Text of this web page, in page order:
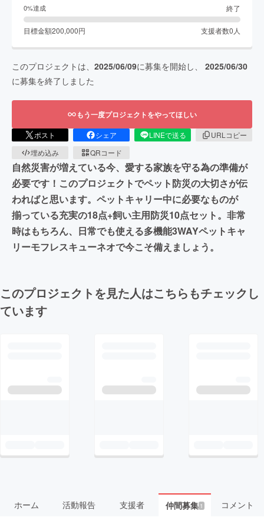
0%達成 終了
目標金額200,000円 支援者数0 人
このプロジェクトは、 2025/06/09に募集を開始し、 2025/06/30
に募集を終了しました
もう一度プロジェクトをやってほしい
ポスト シェア LINEで送る
URLコピー
埋め込み
QRコード
自然災害が増えている今、愛する家族を守る為の準備が
必要です！このプロジェクトでペット防災の大切さが伝
わればと思います。ペットキャリー中に必要なものが
揃っている充実の18点+飼い主用防災10点セット。非常
時はもちろん、日常でも使える多機能3WAYペットキャ
リーモフレスキューネオで今こそ備えましょう。
このプロジェクトを見た人はこちらもチェックし
ています
ホーム 活動報告 支援者 仲間募集 1 コメント